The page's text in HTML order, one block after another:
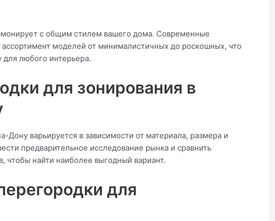
с общим стилем вашего дома. Современные
моделей от минималистичных до роскошных, что
любого интерьера.
для зонирования в
Дону варьируется в зависимости от материала, размера и
предварительное исследование рынка и сравнить
чтобы найти наиболее выгодный вариант.
для